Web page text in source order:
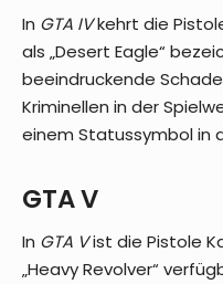
In GTA IVkehrt die
als „Desert Eagle“
beeindruckende
Kriminellen in der
einem Statussymbol in
GTA V
In GTA Vist die Pistole
„Heavy Revolver“